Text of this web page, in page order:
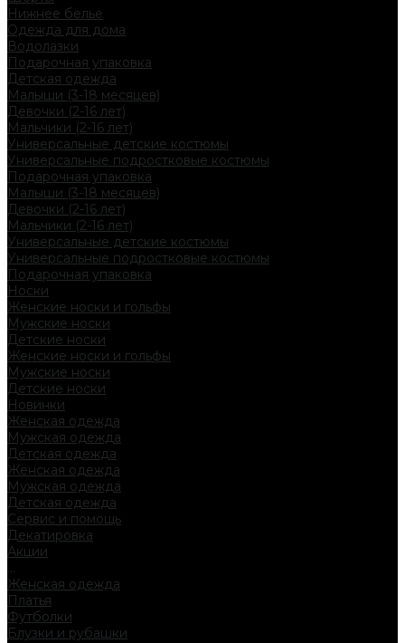
Нижнее белье
Одежда для дома
Водолазки
Подарочная упаковка
Детская одежда
Малыши (3-18 месяцев)
Девочки (2-16 лет)
Мальчики (2-16 лет)
Универсальные детские костюмы
Универсальные подростковые костюмы
Подарочная упаковка
Малыши (3-18 месяцев)
Девочки (2-16 лет)
Мальчики (2-16 лет)
Универсальные детские костюмы
Универсальные подростковые костюмы
Подарочная упаковка
Носки
Женские носки и гольфы
Мужские носки
Детские носки
Женские носки и гольфы
Мужские носки
Детские носки
Новинки
Женская одежда
Мужская одежда
Детская одежда
Женская одежда
Мужская одежда
Детская одежда
Сервис и помощь
Декатировка
Акции
...
Женская одежда
Платья
Футболки
Блузки и рубашки